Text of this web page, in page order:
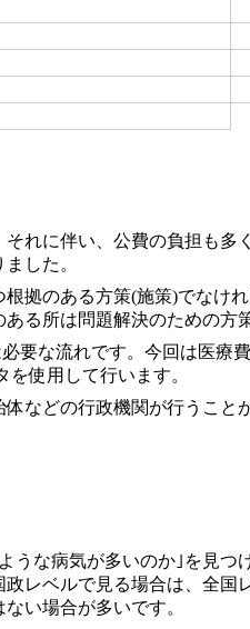
れに伴い、公費の負担も
した。
拠のある方策(施策)でな
る所は問題解決のための方
要な流れです。今回は医療
を使用して行います。
などの行政機関が行うこと
な病気が多いのか｣を見
レベルで見る場合は、全
い場合が多いです。